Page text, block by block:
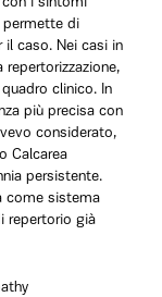
permette di
il caso. Nei casi in
clinico. In
più precisa con
considerato,
Calcarea
persistente.
come sistema
repertorio già